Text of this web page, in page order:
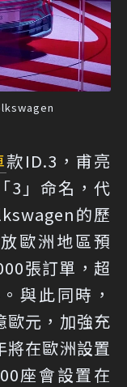
款ID.3，甫亮
3」命名，代
的歷
歐洲地區預
張訂單，超
與此同時，
元，加強充
在歐洲設置
座會設置在